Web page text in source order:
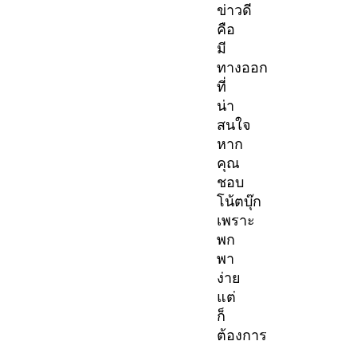
ข่าวดี
คือ
มี
ทางออก
ที่
น่า
สนใจ
หาก
คุณ
ชอบ
โน้ตบุ๊ก
เพราะ
พก
พา
ง่าย
แต่
ก็
ต้องการ